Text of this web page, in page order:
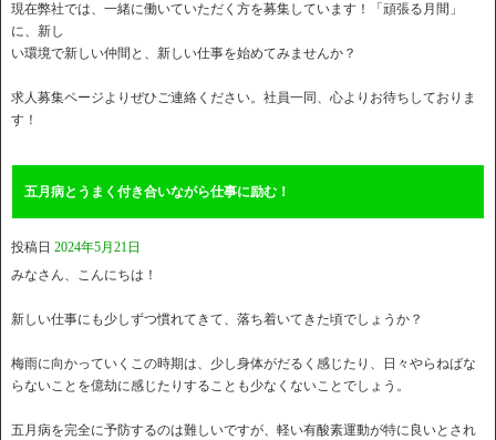
現在弊社では、一緒に働いていただく方を募集しています！「頑張る月間」
に、新し
い環境で新しい仲間と、新しい仕事を始めてみませんか？
求人募集ページよりぜひご連絡ください。社員一同、心よりお待ちしておりま
す！
五月病とうまく付き合いながら仕事に励む！
投稿日 2024年5月21日
みなさん、こんにちは！
新しい仕事にも少しずつ慣れてきて、落ち着いてきた頃でしょうか？
梅雨に向かっていくこの時期は、少し身体がだるく感じたり、日々やらねばな
らないことを億劫に感じたりすることも少なくないことでしょう。
五月病を完全に予防するのは難しいですが、軽い有酸素運動が特に良いとされ